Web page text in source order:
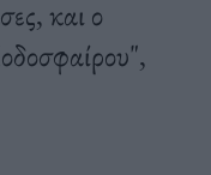
και ο